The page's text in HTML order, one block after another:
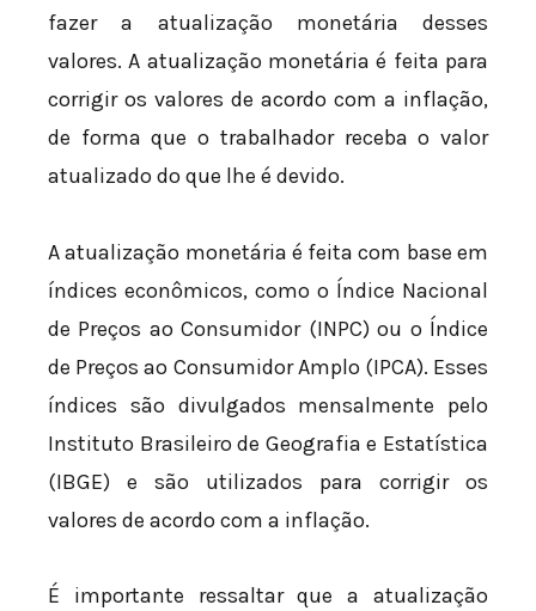
fazer a atualização monetária desses
valores. A atualização monetária é feita para
corrigir os valores de acordo com a inflação,
de forma que o trabalhador receba o valor
atualizado do que lhe é devido.
A atualização monetária é feita com base em
índices econômicos, como o Índice Nacional
de Preços ao Consumidor (INPC) ou o Índice
de Preços ao Consumidor Amplo (IPCA). Esses
índices são divulgados mensalmente pelo
Instituto Brasileiro de Geografia e Estatística
(IBGE) e são utilizados para corrigir os
valores de acordo com a inflação.
É importante ressaltar que a atualização